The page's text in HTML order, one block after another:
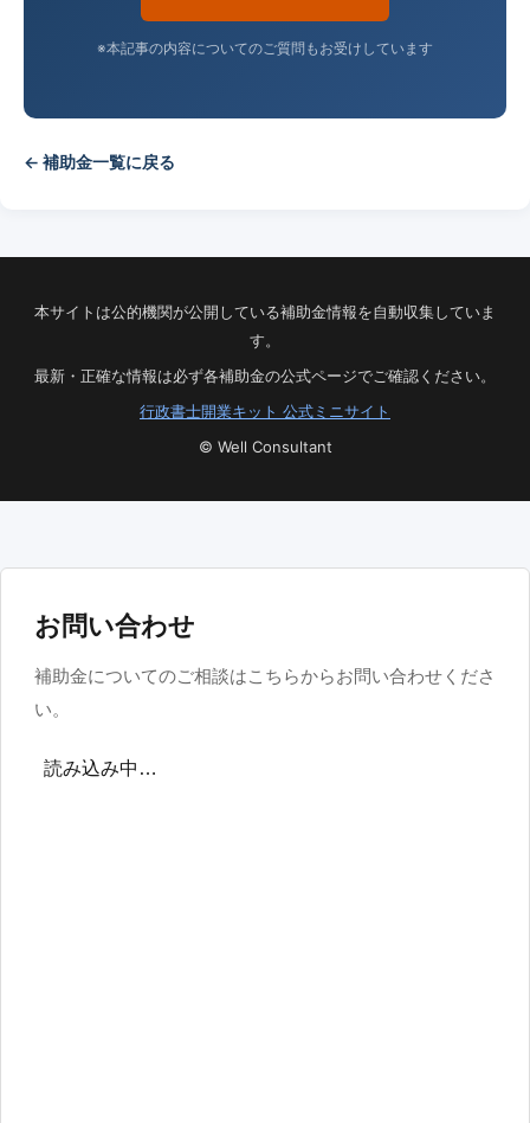
※本記事の内容についてのご質問もお受けしています
← 補助金一覧に戻る
本サイトは公的機関が公開している補助金情報を自動収集していま
す。
最新・正確な情報は必ず各補助金の公式ページでご確認ください。
行政書士開業キット 公式ミニサイト
© Well Consultant
お問い合わせ
補助金についてのご相談はこちらからお問い合わせくださ
い。